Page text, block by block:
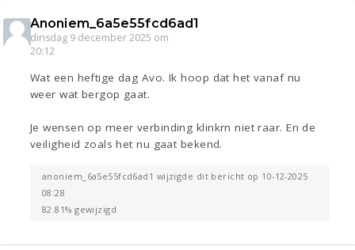
Anoniem_6a5e55fcd6ad1
dinsdag 9 december 2025 om
20:12
Wat een heftige dag Avo. Ik hoop dat het vanaf nu
weer wat bergop gaat.
Je wensen op meer verbinding klinkrn niet raar. En de
veiligheid zoals het nu gaat bekend.
anoniem_6a5e55fcd6ad1 wijzigde dit bericht op 10-12-2025
08:28
82.81% gewijzigd